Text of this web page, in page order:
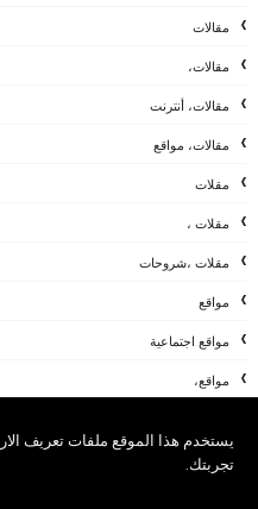
تجربتك.
مقالات
مقالات،
مقالات، أنترنت
مقالات، مواقع
مقلات
مقلات ،
مقلات ،شروحات
مواقع
مواقع اجتماعية
مواقع،
نقاشات